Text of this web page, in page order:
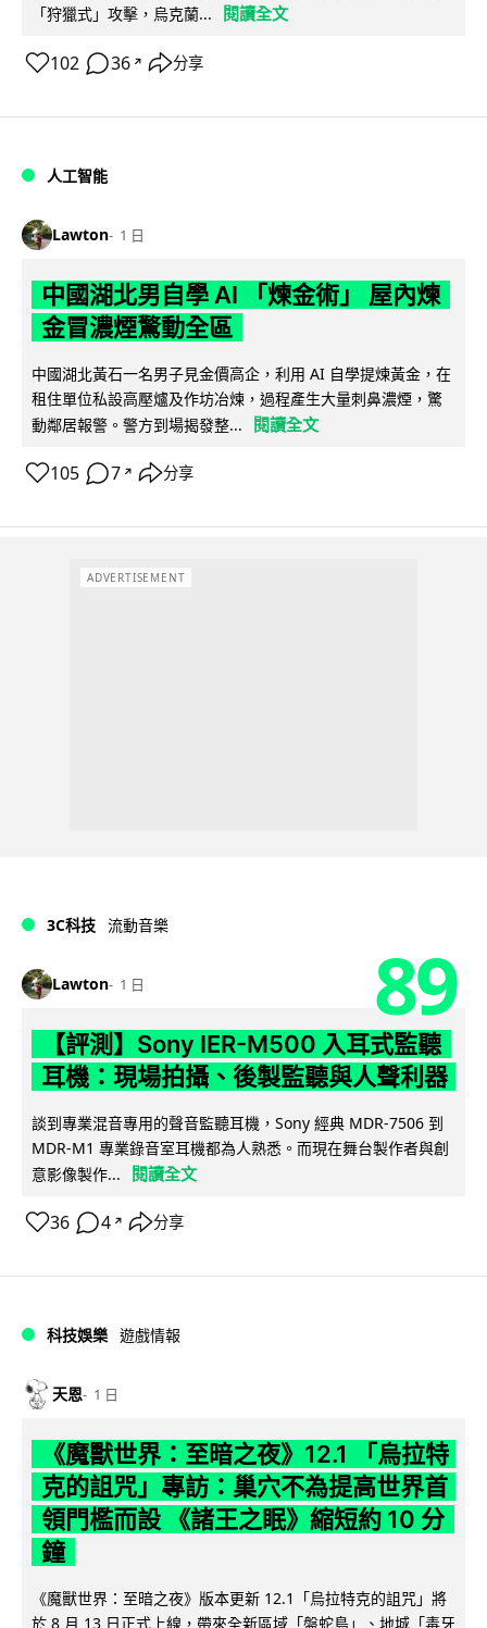
「狩獵式」攻擊，烏克蘭...
閱讀全文
102 36 ↗ 分享
人工智能
Lawton 1 日
中國湖北男自學 AI 「煉金術」 屋內煉
金冒濃煙驚動全區
中國湖北黃石一名男子見金價高企，利用 AI 自學提煉黃金，在
租住單位私設高壓爐及作坊冶煉，過程產生大量刺鼻濃煙，驚
動鄰居報警。警方到場揭發整...
閱讀全文
105 7 ↗ 分享
ADVERTISEMENT
3C科技 流動音樂
Lawton 1 日 89
【評測】Sony IER-M500 入耳式監聽
耳機：現場拍攝、後製監聽與人聲利器
談到專業混音專用的聲音監聽耳機，Sony 經典 MDR-7506 到
MDR-M1 專業錄音室耳機都為人熟悉。而現在舞台製作者與創
意影像製作...
閱讀全文
36 4 ↗ 分享
科技娛樂 遊戲情報
天恩 1 日
《魔獸世界：至暗之夜》12.1 「烏拉特
克的詛咒」專訪：巢穴不為提高世界首
領門檻而設 《諸王之眠》縮短約 10 分
鐘
《魔獸世界：至暗之夜》版本更新 12.1「烏拉特克的詛咒」將
於 8 月 13 日正式上線，帶來全新區域「盤蛇島」、地城「毒牙